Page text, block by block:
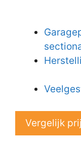
Vergelijk